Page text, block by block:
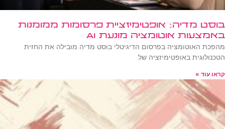
בוסט מדיה: אופטימיזציית פרסומות ממומנות
באמצעות אוטומציה מונעת AI
מהפכת האוטומציה בפרסום הדיגיטלי בוסט מדיה מובילה את החזית
הטכנולוגית באופטימיזציה של
קראו עוד »